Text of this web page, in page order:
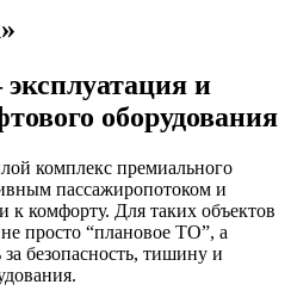
и
оборудования
комплекс премиального
пассажиропотоком и
комфорту. Для таких объектов
просто “плановое ТО”, а
безопасность, тишину и